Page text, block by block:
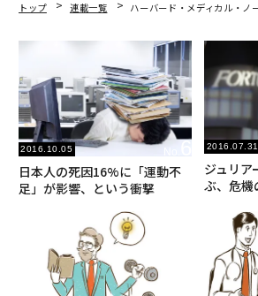
トップ 連載一覧 ハーバード・メディカル・ノ
2016.10.05
日本人の死因16%に「運動不
足」が影響、という衝撃
2016.07.31
ジュリア
ぶ、危機